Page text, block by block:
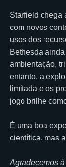
Starfield chega
com novos
usos dos
Bethesda
ambientação,
entanto, a
limitada e os
jogo brilhe
É uma boa
científica, mas
Agradecemos